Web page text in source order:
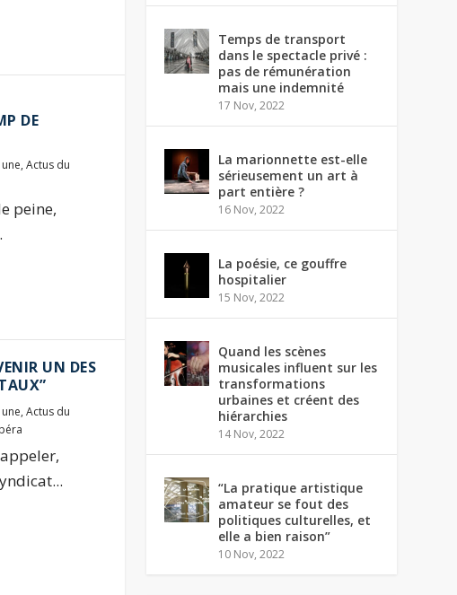
DE
, Actus du
peine,
UN DES
, Actus du
Temps de transport
dans le spectacle privé :
pas de rémunération
mais une indemnité
17 Nov, 2022
La marionnette est-elle
sérieusement un art à
part entière ?
16 Nov, 2022
La poésie, ce gouffre
hospitalier
15 Nov, 2022
Quand les scènes
musicales influent sur les
transformations
urbaines et créent des
hiérarchies
14 Nov, 2022
“La pratique artistique
amateur se fout des
politiques culturelles, et
elle a bien raison”
10 Nov, 2022